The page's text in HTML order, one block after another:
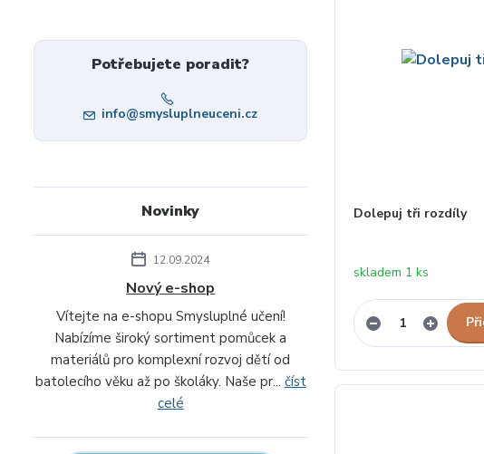
Dolepuj tři rozdíly
skladem 1 ks
Potřebujete poradit?
info@smysluplneuceni.cz
Novinky
12.09.2024
Nový e-shop
Vítejte na e-shopu Smysluplné učení!
Nabízíme široký sortiment pomůcek a
materiálů pro komplexní rozvoj dětí od
batolecího věku až po školáky. Naše pr... číst
celé